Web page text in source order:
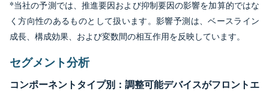
*当社の予測では、推進要因および抑制要因の影響を加算的ではな
く方向性のあるものとして扱います。影響予測は、ベースライン
成長、構成効果、および変数間の相互作用を反映しています。
セグメント分析
コンポーネントタイプ別：調整可能デバイスがフロントエ